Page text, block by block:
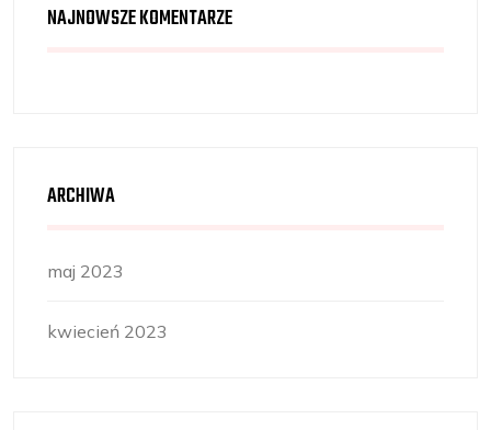
NAJNOWSZE KOMENTARZE
ARCHIWA
maj 2023
kwiecień 2023